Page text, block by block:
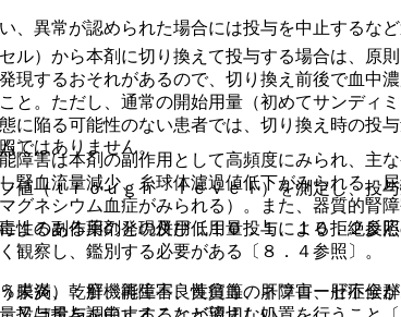
異常が認められた場合には投与を中止するなど
害は本剤の副作用として高頻度にみられ、主
腎血流量減少、糸球体濾過値低下がみられる。
グネシウム血症がみられる）。また、器質的腎
性のある薬剤との併用〔１０．１、１０．２参
察し、鑑別する必要がある〔８．４参照〕。
満）：肝機能障害、黄疸等の肝障害、肝不全
）から本剤に切り換えて投与する場合は、原
現するおそれがあるので、切り換え前後で血中
と。ただし、通常の開始用量（初めてサンディ
に陥る可能性のない患者では、切り換え時の投
〕。
（ｔｒｏｕｇｈ ｌｅｖｅｌ）を測定し、投
る副作用の発現及び低用量投与による拒絶反
炎、乾癬、再生不良性貧血、ネフローゼ症候
ではありません。